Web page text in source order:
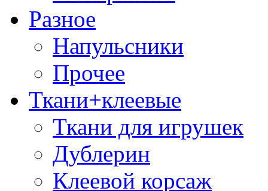
Разное
Напульсники
Прочее
Ткани+клеевые
Ткани для игрушек
Дублерин
Клеевой корсаж